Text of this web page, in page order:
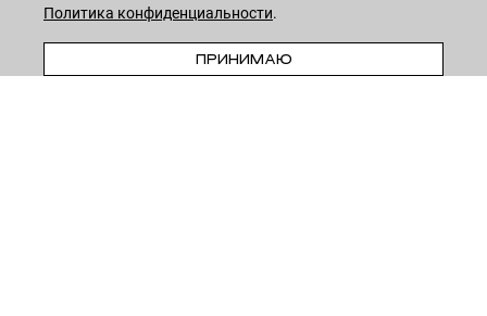
В КОРЗИНУ
Лицо
ПОКУПАТЕЛЯМ
Политика конфиденциальности.
ПРИНИМАЮ